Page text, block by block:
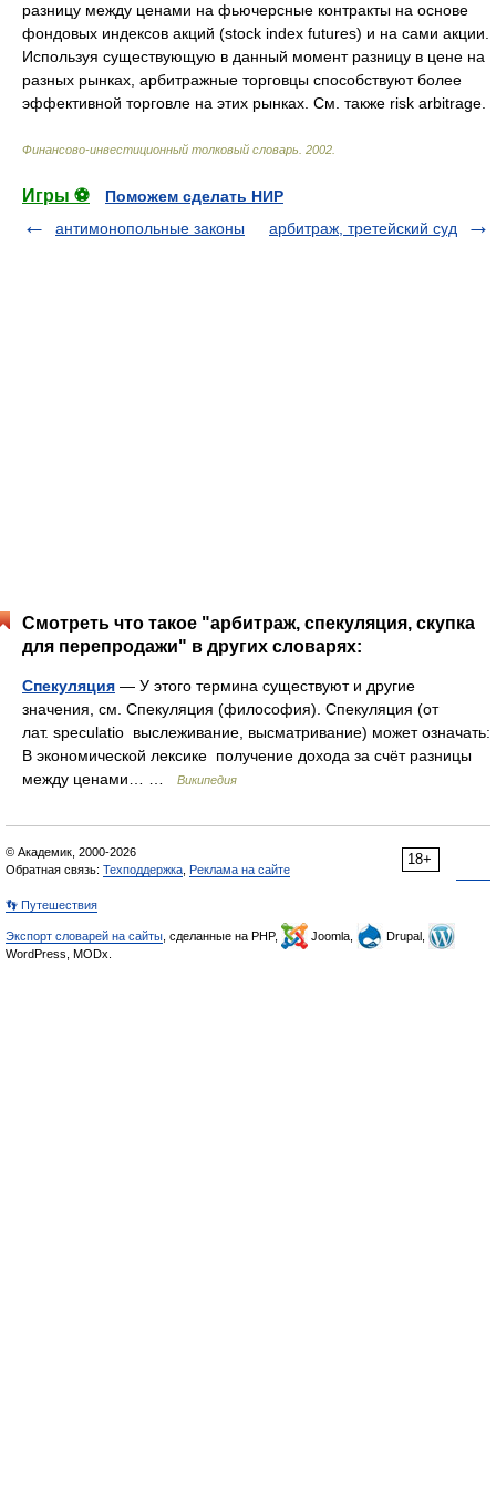
разницу между ценами на фьючерсные контракты на основе
фондовых индексов акций (stock index futures) и на сами акции.
Используя существующую в данный момент разницу в цене на
разных рынках, арбитражные торговцы способствуют более
эффективной торговле на этих рынках. См. также risk arbitrage.
Финансово-инвестиционный толковый словарь 2002
Игры ⚽
Поможем сделать НИР
антимонопольные законы
арбитраж, третейский суд
Смотреть что такое "арбитраж, спекуляция, скупка
для перепродажи" в других словарях:
Спекуляция — У этого термина существуют и другие
значения, см. Спекуляция (философия). Спекуляция (от
лат. speculatio выслеживание, высматривание) может означать:
В экономической лексике получение дохода за счёт разницы
между ценами… …
Википедия
18+
© Академик, 2000-2026
Обратная связь: Техподдержка Реклама на сайте
👣 Путешествия
Экспорт словарей на сайты , сделанные на PHP, Joomla,
Drupal,
WordPress, MODx.